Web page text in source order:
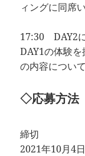
ィングに同席
17:30 DAY2
DAY1の体験
の内容につい
◇応募方法
締切
2021年10月4